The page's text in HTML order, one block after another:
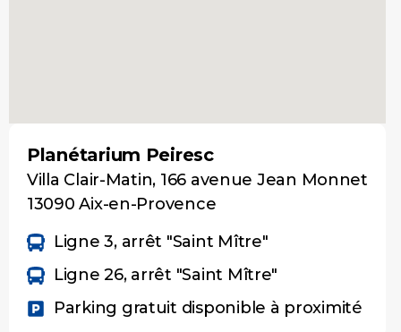
Planétarium Peiresc
Villa Clair-Matin, 166 avenue Jean Monnet
13090 Aix-en-Provence
Ligne 3, arrêt "Saint Mître"
Ligne 26, arrêt "Saint Mître"
Parking gratuit disponible à proximité